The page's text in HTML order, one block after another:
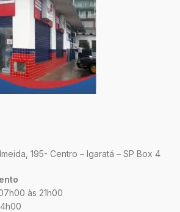
195- Centro – Igaratá – SP Box 4
às 21h00